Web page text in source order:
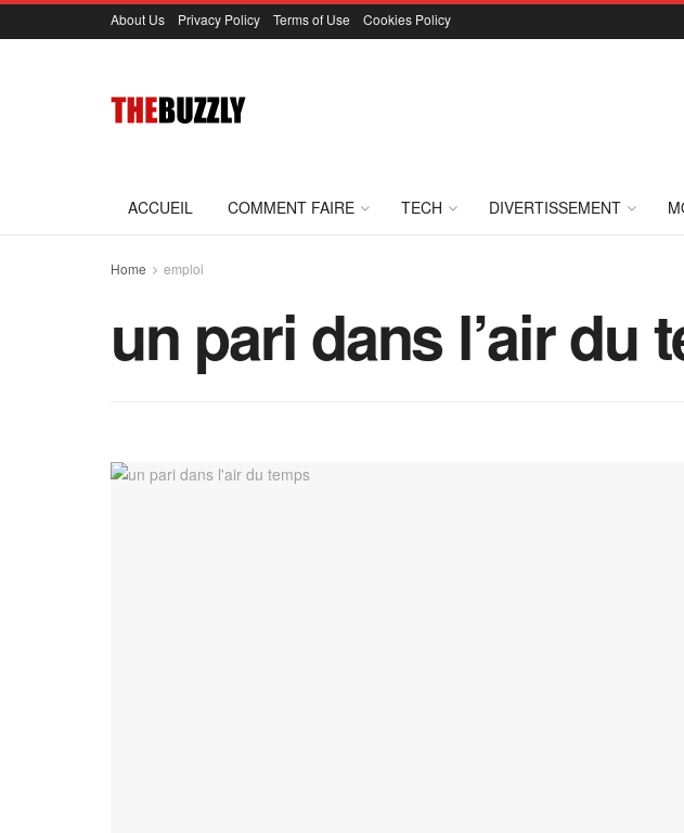
About Us Privacy Policy Terms of Use Cookies Policy
ACCUEIL COMMENT FAIRE TECH DIVERTISSEMENT
Home emploi
un pari dans l’air du